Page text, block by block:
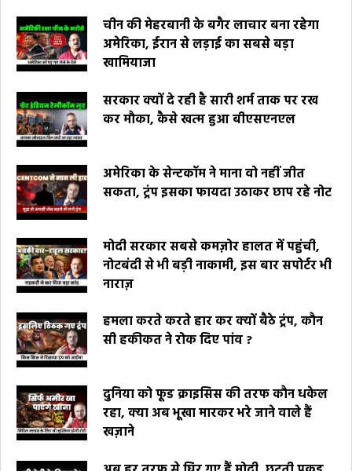
चीन की मेहरबानी के बगैर लाचार बना रहेगा
अमेरिका, ईरान से लड़ाई का सबसे बड़ा
खामियाजा
सरकार क्यों दे रही है सारी शर्म ताक पर रख
कर मौका, कैसे खत्म हुआ बीएसएनएल
अमेरिका के सेन्टकॉम ने माना वो नहीं जीत
सकता, ट्रंप इसका फायदा उठाकर छाप रहे नोट
मोदी सरकार सबसे कमज़ोर हालत में पहुंची,
नोटबंदी से भी बड़ी नाकामी, इस बार सपोर्टर भी
नाराज़
हमला करते करते हार कर क्यों बैठे ट्रंप, कौन
सी हकीकत ने रोक दिए पांव ?
दुनिया को फूड क्राइसिस की तरफ कौन धकेल
रहा, क्या अब भूखा मारकर भरे जाने वाले हैं
खज़ाने